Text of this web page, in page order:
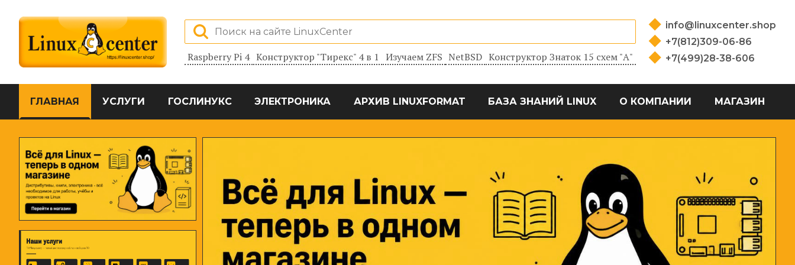
Raspberry Pi 4 Конструктор "Тирекс" 4 в 1 Изучаем ZFS NetBSD Конструктор Знаток 15 схем "А"
info@linuxcenter.shop
+7(812)309-06-86
+7(499)28-38-606
ГЛАВНАЯ УСЛУГИ ГОСЛИНУКС ЭЛЕКТРОНИКА АРХИВ LINUXFORMAT БАЗА ЗНАНИЙ LINUX О КОМПАНИИ МАГАЗИН